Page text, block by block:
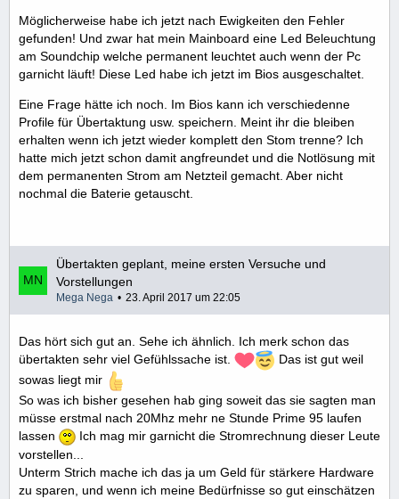
Möglicherweise habe ich jetzt nach Ewigkeiten den Fehler
gefunden! Und zwar hat mein Mainboard eine Led Beleuchtung
am Soundchip welche permanent leuchtet auch wenn der Pc
garnicht läuft! Diese Led habe ich jetzt im Bios ausgeschaltet.
Eine Frage hätte ich noch. Im Bios kann ich verschiedenne
Profile für Übertaktung usw. speichern. Meint ihr die bleiben
erhalten wenn ich jetzt wieder komplett den Stom trenne? Ich
hatte mich jetzt schon damit angfreundet und die Notlösung mit
dem permanenten Strom am Netzteil gemacht. Aber nicht
nochmal die Baterie getauscht.
Übertakten geplant, meine ersten Versuche und
Vorstellungen
Mega Nega 23. April 2017 um 22:05
Das hört sich gut an. Sehe ich ähnlich. Ich merk schon das
übertakten sehr viel Gefühlssache ist.
Das ist gut weil
sowas liegt mir
So was ich bisher gesehen hab ging soweit das sie sagten man
müsse erstmal nach 20Mhz mehr ne Stunde Prime 95 laufen
lassen
Ich mag mir garnicht die Stromrechnung dieser Leute
vorstellen...
Unterm Strich mache ich das ja um Geld für stärkere Hardware
zu sparen, und wenn ich meine Bedürfnisse so gut einschätzen